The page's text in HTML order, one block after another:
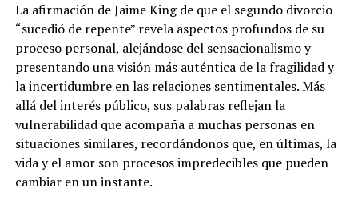
La afirmación de Jaime King de que el segundo divorcio
“sucedió de repente” revela aspectos profundos de su
proceso personal, alejándose del sensacionalismo y
presentando una visión más auténtica de la fragilidad y
la incertidumbre en las relaciones sentimentales. Más
allá del interés público, sus palabras reflejan la
vulnerabilidad que acompaña a muchas personas en
situaciones similares, recordándonos que, en últimas, la
vida y el amor son procesos impredecibles que pueden
cambiar en un instante.